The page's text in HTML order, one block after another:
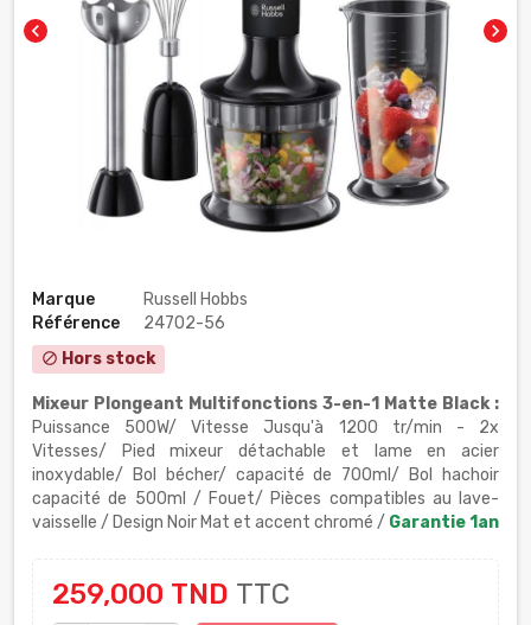
chevron_left chevron_right
Marque
Russell Hobbs
Référence
24702-56
block Hors stock
Mixeur Plongeant Multifonctions 3-en-1 Matte Black :
Puissance 500W/ Vitesse Jusqu'à 1200 tr/min - 2x
Vitesses/ Pied mixeur détachable et lame en acier
inoxydable/ Bol bécher/ capacité de 700ml/ Bol hachoir
capacité de 500ml / Fouet/ Pièces compatibles au lave-
vaisselle / Design Noir Mat et accent chromé / Garantie 1an
259,000 TND TTC